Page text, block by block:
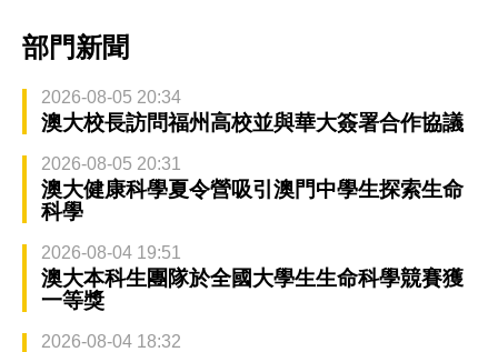
部門新聞
2026-08-05 20:34
澳大校長訪問福州高校並與華大簽署合作協議
2026-08-05 20:31
澳大健康科學夏令營吸引澳門中學生探索生命
科學
2026-08-04 19:51
澳大本科生團隊於全國大學生生命科學競賽獲
一等獎
2026-08-04 18:32